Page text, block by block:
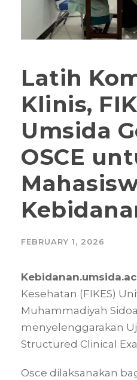
Latih
Klinis,
Umsida
OSCE
FEBRUARY 1, 2026
Kesehatan (FIKES)
Muhammadiyah
menyelenggarakan
Structured Clinical
Osce dilaksanakan